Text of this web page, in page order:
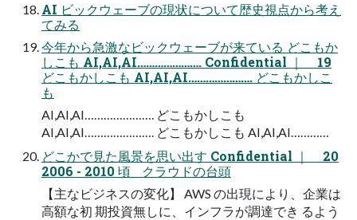
AI ビックウェーブの現状について歴史視点から考え
てみる
今年から急激なビックウェーブが来ている どこもか
しこも AI,AI,AI…………………. Confidential ｜ 19
どこもかしこも AI,AI,AI…………………. どこもかしこ
も
AI,AI,AI…………………. どこもかしこも
AI,AI,AI…………………. どこもかしこも AI,AI,AI…………
どこかで⾒た⾵景を思い出す Confidential ｜ 20
2006 - 2010 頃 クラウドの台頭
【主なビジネスの変化】 AWS の出現により、企業は
⾼額な初 期投資無しに、インフラが調達でき るよう